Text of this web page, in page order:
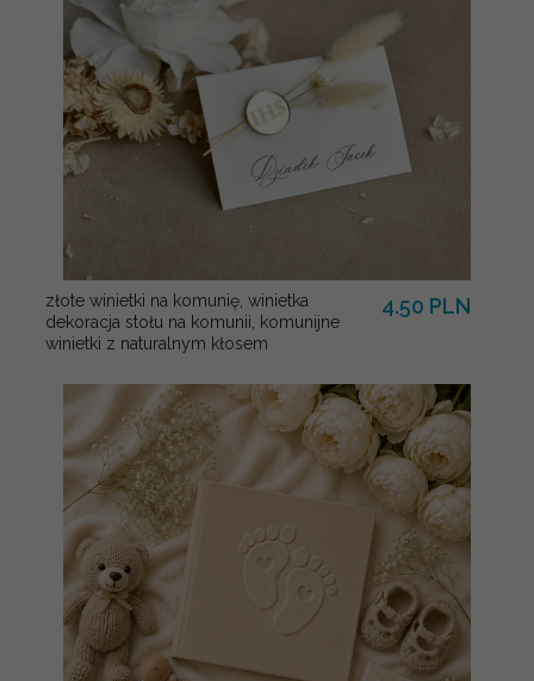
złote winietki na komunię, winietka
dekoracja stołu na komunii, komunijne
winietki z naturalnym kłosem
4.50 PLN